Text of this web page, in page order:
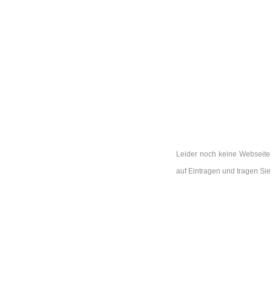
Leider noch keine
auf Eintragen und tragen